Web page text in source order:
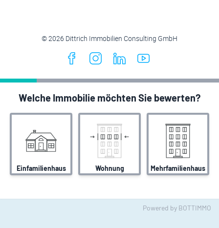
© 2026 Dittrich Immobilien Consulting GmbH